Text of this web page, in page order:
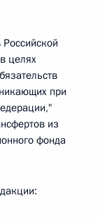
целях
при
из
фонда